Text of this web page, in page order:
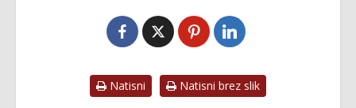
Natisni Natisni brez slik